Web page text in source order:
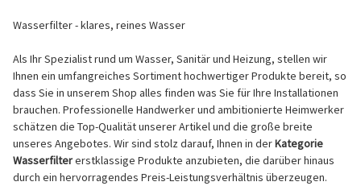
Wasserfilter - klares, reines Wasser
Als Ihr Spezialist rund um Wasser, Sanitär und Heizung, stellen wir
Ihnen ein umfangreiches Sortiment hochwertiger Produkte bereit, so
dass Sie in unserem Shop alles finden was Sie für Ihre Installationen
brauchen. Professionelle Handwerker und ambitionierte Heimwerker
schätzen die Top-Qualität unserer Artikel und die große breite
unseres Angebotes. Wir sind stolz darauf, Ihnen in derKategorie
Wasserfiltererstklassige Produkte anzubieten, die darüber hinaus
durch ein hervorragendes Preis-Leistungsverhältnis überzeugen.